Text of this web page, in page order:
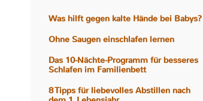
Was hilft gegen kalte Hände bei Babys?
Ohne Saugen einschlafen lernen
Das 10-Nächte-Programm für besseres
Schlafen im Familienbett
8 Tipps für liebevolles Abstillen nach